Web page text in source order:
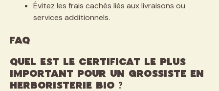
Évitez les frais cachés liés aux livraisons ou
services additionnels.
FAQ
Quel est le certificat le plus
important pour un grossiste en
herboristerie bio ?